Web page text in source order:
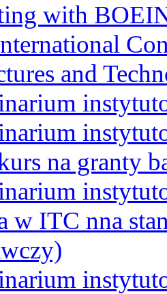
with
and
na granty
w ITC nna